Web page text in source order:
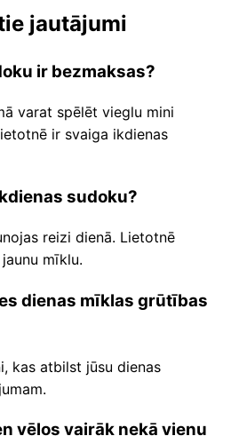
jautājumi
ir bezmaksas?
varat spēlēt vieglu mini
ir svaiga ikdienas
sudoku?
reizi dienā. Lietotnē
mīklu.
dienas mīklas grūtības
kas atbilst jūsu dienas
vēlos vairāk nekā vienu